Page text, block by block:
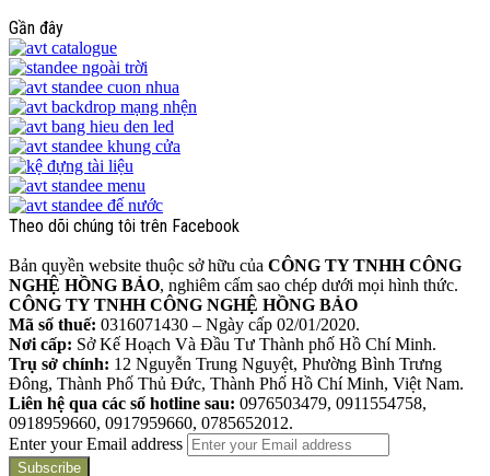
Gần đây
Theo dõi chúng tôi trên Facebook
Bản quyền website thuộc sở hữu của CÔNG TY TNHH CÔNG
NGHỆ HỒNG BẢO, nghiêm cấm sao chép dưới mọi hình thức.
CÔNG TY TNHH CÔNG NGHỆ HỒNG BẢO
Mã số thuế: 0316071430 – Ngày cấp 02/01/2020.
Nơi cấp: Sở Kế Hoạch Và Đầu Tư Thành phố Hồ Chí Minh.
Trụ sở chính: 12 Nguyễn Trung Nguyệt, Phường Bình Trưng
Đông, Thành Phố Thủ Đức, Thành Phố Hồ Chí Minh, Việt Nam.
Liên hệ qua các số hotline sau: 0976503479, 0911554758,
0918959660, 0917959660, 0785652012.
Enter your Email address